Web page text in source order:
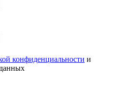
конфиденциальности и